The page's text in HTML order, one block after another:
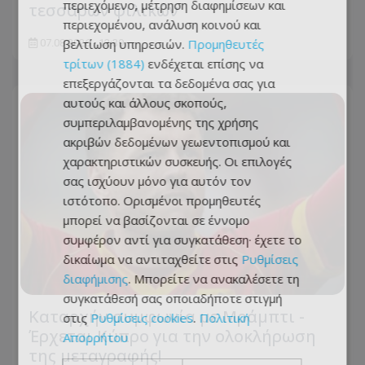
τεσσάρων φιλικών
07.08.2026 - 12:39
Καταρχήν συμφωνία με Μράμπτι -
Έρχεται Κύπρο για την ολοκλήρωση
της μεταγραφής!
περιεχόμενο, μέτρηση διαφημίσεων και
περιεχομένου, ανάλυση κοινού και
βελτίωση υπηρεσιών. Προμηθευτές
τρίτων (1884) ενδέχεται επίσης να
επεξεργάζονται τα δεδομένα σας για
αυτούς και άλλους σκοπούς,
συμπεριλαμβανομένης της χρήσης
ακριβών δεδομένων γεωεντοπισμού και
χαρακτηριστικών συσκευής. Οι επιλογές
σας ισχύουν μόνο για αυτόν τον
ιστότοπο. Ορισμένοι προμηθευτές
μπορεί να βασίζονται σε έννομο
συμφέρον αντί για συγκατάθεση· έχετε το
δικαίωμα να αντιταχθείτε στις Ρυθμίσεις
διαφήμισης. Μπορείτε να ανακαλέσετε τη
συγκατάθεσή σας οποιαδήποτε στιγμή
στις Ρυθμίσεις cookies. Πολιτική
Απορρήτου